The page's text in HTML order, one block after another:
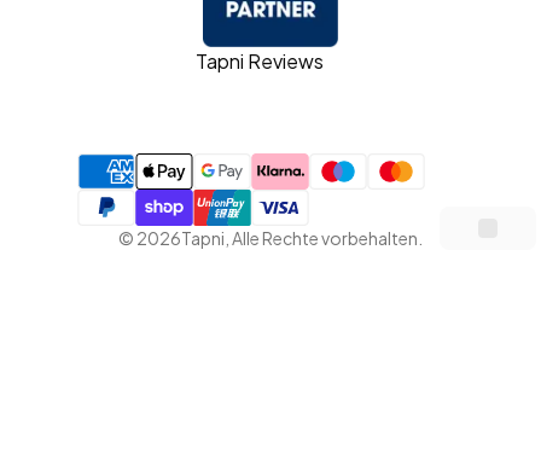
Tapni Reviews
© 2026Tapni Alle Rechte vorbehalten.